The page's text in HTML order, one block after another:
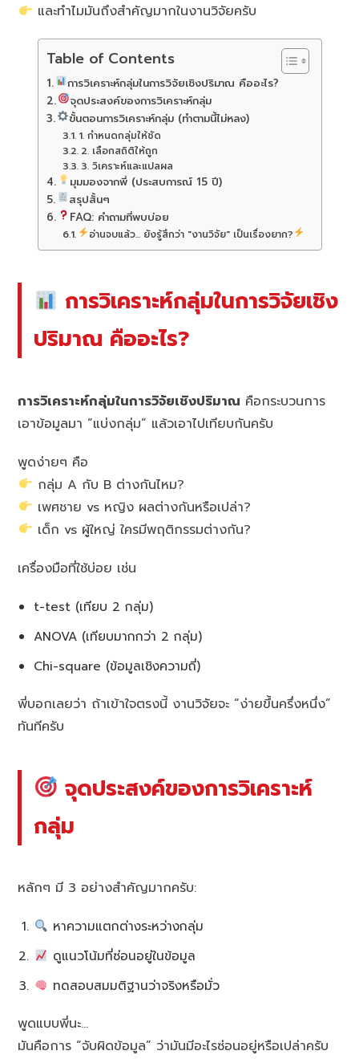
และทำไมมันถึงสำคัญมากในงานวิจัยครับ
Table of Contents
การวิเคราะห์กลุ่มในการวิจัยเชิงปริมาณ คืออะไร?
จุดประสงค์ของการวิเคราะห์กลุ่ม
ขั้นตอนการวิเคราะห์กลุ่ม (ทำตามนี้ไม่หลง)
1. กำหนดกลุ่มให้ชัด
2. เลือกสถิติให้ถูก
3. วิเคราะห์และแปลผล
มุมมองจากพี่ (ประสบการณ์ 15 ปี)
สรุปสั้นๆ
FAQ: คำถามที่พบบ่อย
อ่านจบแล้ว... ยังรู้สึกว่า "งานวิจัย" เป็นเรื่องยาก?
การวิเคราะห์กลุ่มในการวิจัยเชิง
ปริมาณ คืออะไร?
การวิเคราะห์กลุ่มในการวิจัยเชิงปริมาณ คือกระบวนการ
เอาข้อมูลมา “แบ่งกลุ่ม” แล้วเอาไปเทียบกันครับ
พูดง่ายๆ คือ
กลุ่ม A กับ B ต่างกันไหม?
เพศชาย vs หญิง ผลต่างกันหรือเปล่า?
เด็ก vs ผู้ใหญ่ ใครมีพฤติกรรมต่างกัน?
เครื่องมือที่ใช้บ่อย เช่น
t-test (เทียบ 2 กลุ่ม)
ANOVA (เทียบมากกว่า 2 กลุ่ม)
Chi-square (ข้อมูลเชิงความถี่)
พี่บอกเลยว่า ถ้าเข้าใจตรงนี้ งานวิจัยจะ “ง่ายขึ้นครึ่งหนึ่ง”
ทันทีครับ
จุดประสงค์ของการวิเคราะห์
กลุ่ม
หลักๆ มี 3 อย่างสำคัญมากครับ:
หาความแตกต่างระหว่างกลุ่ม
ดูแนวโน้มที่ซ่อนอยู่ในข้อมูล
ทดสอบสมมติฐานว่าจริงหรือมั่ว
พูดแบบพี่นะ…
มันคือการ “จับผิดข้อมูล” ว่ามันมีอะไรซ่อนอยู่หรือเปล่าครับ